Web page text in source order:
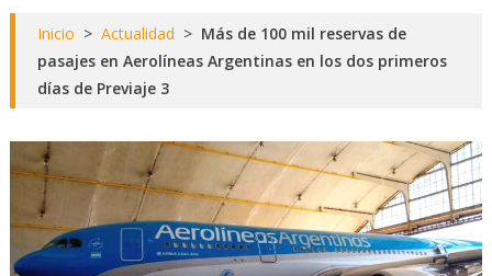
Inicio > Actualidad > Más de 100 mil reservas de
pasajes en Aerolíneas Argentinas en los dos primeros
días de Previaje 3